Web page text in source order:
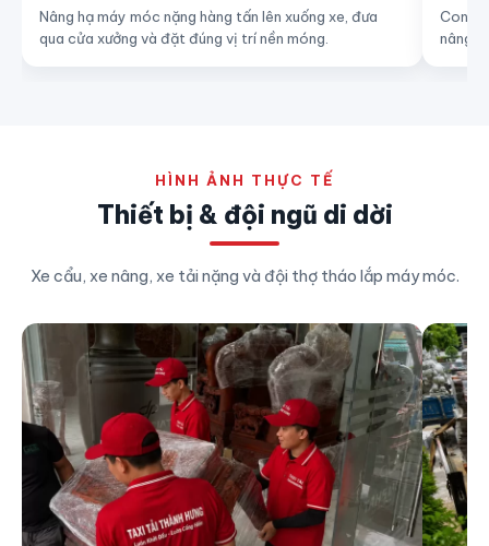
Nâng hạ máy móc nặng hàng tấn lên xuống xe, đưa
qua cửa xưởng và đặt đúng vị trí nền móng.
Con
nâng
HÌNH ẢNH THỰC TẾ
Thiết bị & đội ngũ di dời
Xe cẩu, xe nâng, xe tải nặng và đội thợ tháo lắp máy móc.